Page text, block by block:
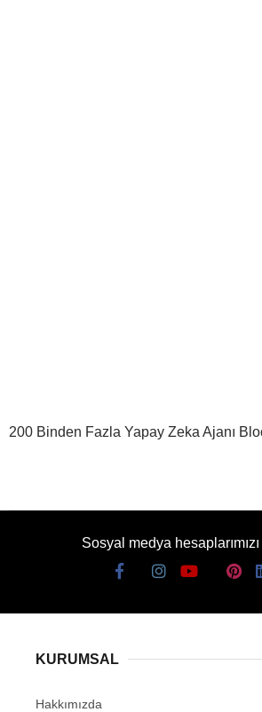
200 Binden Fazla Yapay Zeka Ajanı
Sosyal medya
KURUMSAL
Hakkımızda